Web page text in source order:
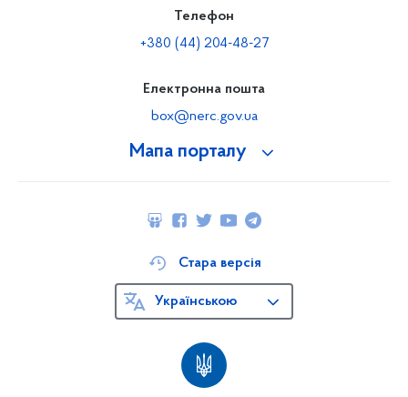
Мапа порталу
Телефон
+380 (44) 204-48-27
Електронна пошта
box@nerc.gov.ua
Стара версія
Українською